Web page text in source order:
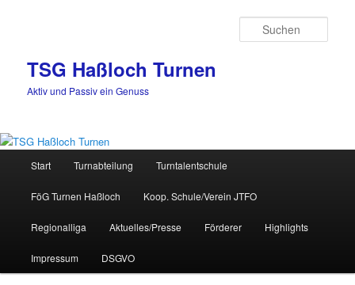
TSG Haßloch Turnen
Aktiv und Passiv ein Genuss
Start Turnabteilung Turntalentschule
FöG Turnen Haßloch Koop. Schule/Verein JTFO
Regionalliga Aktuelles/Presse Förderer Highlights
Impressum DSGVO